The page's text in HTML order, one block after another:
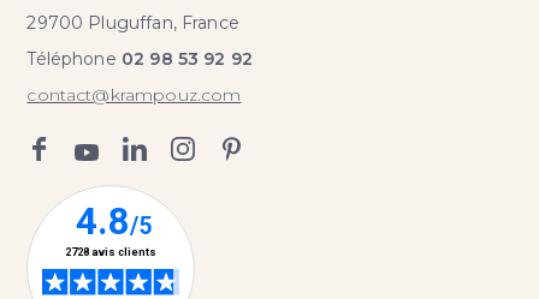
29700 Pluguffan, France
Téléphone 02 98 53 92 92
contact@krampouz.com